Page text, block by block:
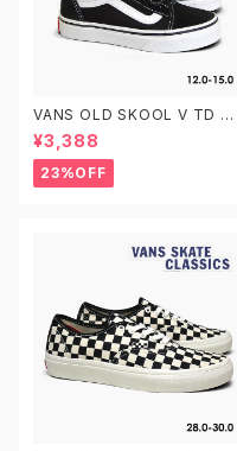
VANS OLD SKOOL V TD VN
000D3YBLK BLACK/WHITE
12.0-15.0 ヴァンズ オールドス
クール ベルクロ ベビーシューズ
¥3,388
23%OFF